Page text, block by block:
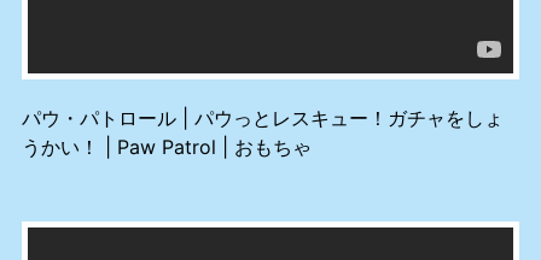
パウ・パトロール | パウっとレスキュー！ガチャをしょ
うかい！ | Paw Patrol | おもちゃ